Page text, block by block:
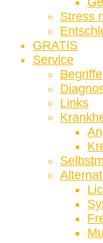
Stress
GRATIS
Service
Begriffe
Links